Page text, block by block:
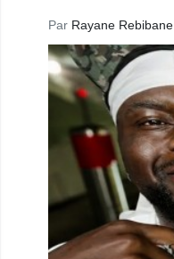
Par Rayane Rebibane